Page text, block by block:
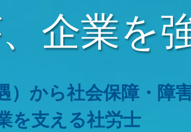
企業を
）から社会保障・障
を支える社労士